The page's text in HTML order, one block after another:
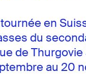
tournée en
du
de
au 20